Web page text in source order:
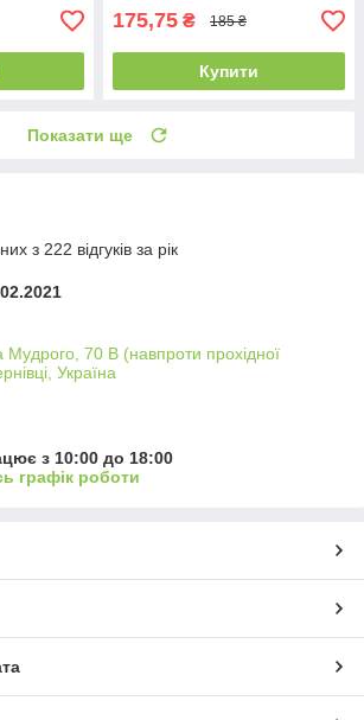
175,75 ₴ 185 ₴
Купити
Показати ще
з 222 відгуків за рік
Мудрого, 70 В (навпроти прохідної
Україна
з 10:00 до 18:00
графік роботи